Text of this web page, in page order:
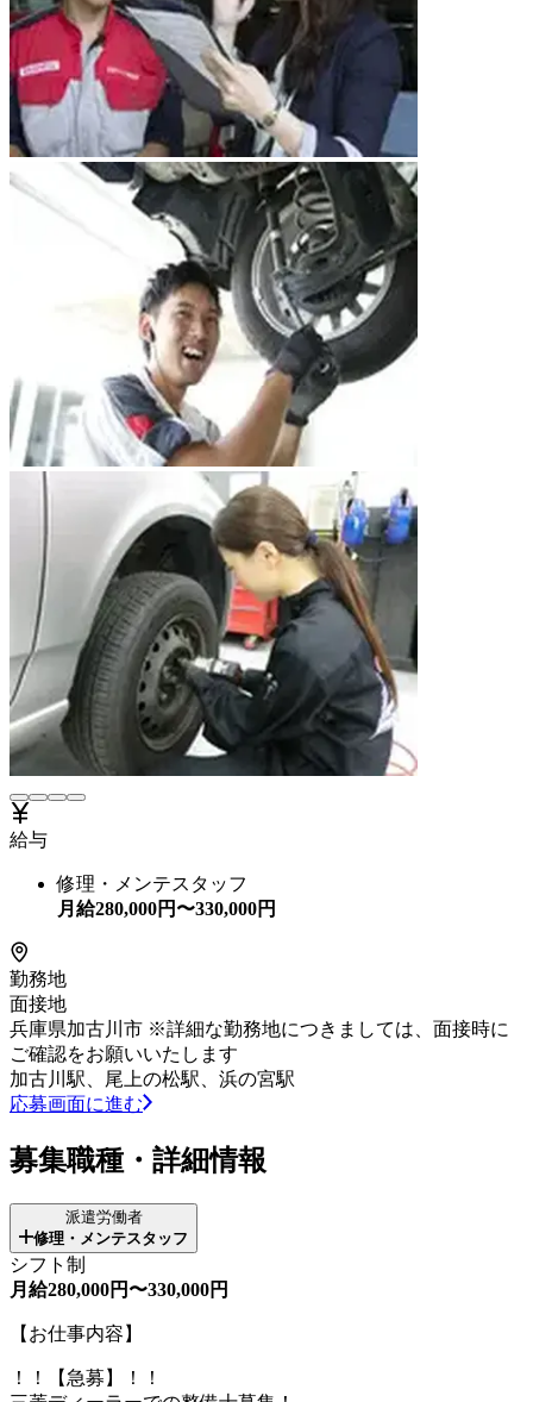
給与
修理・メンテスタッフ
月給280,000円〜330,000円
勤務地
面接地
兵庫県加古川市 ※詳細な勤務地につきましては、面接時に
ご確認をお願いいたします
加古川駅、尾上の松駅、浜の宮駅
応募画面に進む
募集職種・詳細情報
派遣労働者
修理・メンテスタッフ
シフト制
月給280,000円〜330,000円
【お仕事内容】
！！【急募】！！